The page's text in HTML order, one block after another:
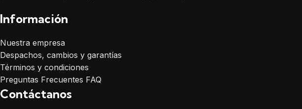
Información
Nuestra empresa
Despachos, cambios y garantías
Términos y condiciones
Preguntas Frecuentes FAQ
Contáctanos